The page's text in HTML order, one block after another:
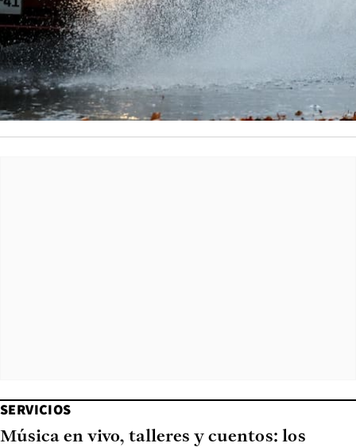
SERVICIOS
Música en vivo, talleres y cuentos: los